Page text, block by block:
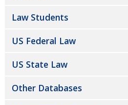
Law Students
US Federal Law
US State Law
Other Databases